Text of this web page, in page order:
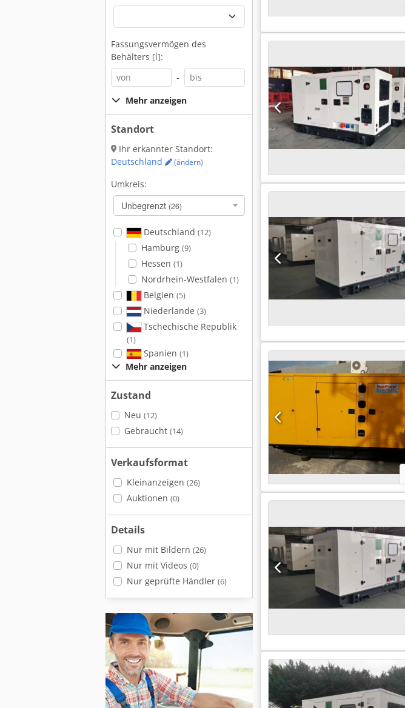
Fassungsvermögen des
Behälters [l]:
-
Mehr anzeigen
Standort
Ihr erkannter Standort:
Deutschland
(ändern)
Umkreis:
Unbegrenzt (26)
Deutschland (12)
Hamburg (9)
Hessen (1)
Nordrhein-Westfalen (1)
Belgien (5)
Niederlande (3)
Tschechische Republik
(1)
Spanien (1)
Mehr anzeigen
Zustand
Neu (12)
Gebraucht (14)
Verkaufsformat
Kleinanzeigen (26)
Auktionen (0)
Details
Nur mit Bildern (26)
Nur mit Videos (0)
Nur geprüfte Händler (6)